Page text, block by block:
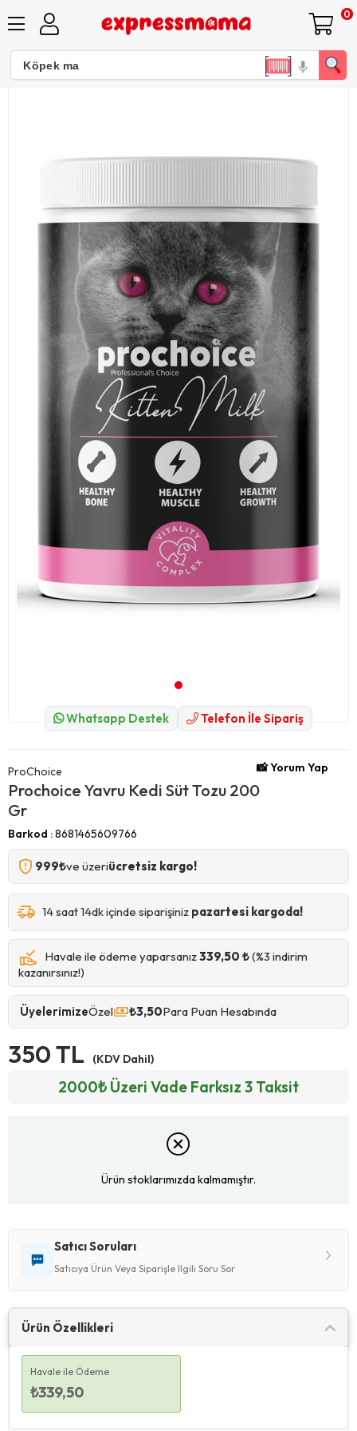
0
Whatsapp Destek Telefon İle Sipariş
ProChoice
Prochoice Yavru Kedi Süt Tozu 200
Gr
📸 Yorum Yap
Barkod :8681465609766
999₺ve üzeriücretsiz kargo!
14 saat 14dk içinde siparişiniz pazartesi kargoda!
Havale ile ödeme yaparsanız339,50 ₺(%3 indirim
kazanırsınız!)
ÜyelerimizeÖzel ₺3,50Para Puan Hesabında
350 TL (KDV Dahil)
2000₺ Üzeri Vade Farksız 3 Taksit
Ürün stoklarımızda kalmamıştır.
Satıcı Soruları
Satıcıya Ürün Veya Siparişle Ilgili Soru Sor
Ürün Özellikleri
Havale ile Ödeme
₺339,50